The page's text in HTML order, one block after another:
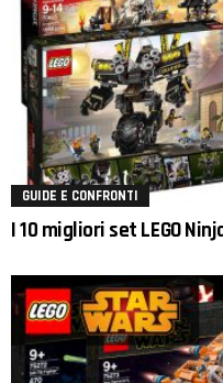
GUIDE E CONFRONTI
I 10 migliori set LEGO